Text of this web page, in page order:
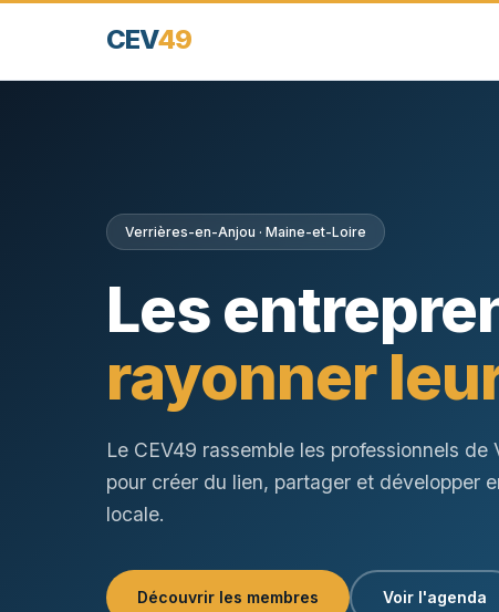
CEV49
Verrières-en-Anjou · Maine-et-Loire
Les
rayonner
Le CEV49 rassemble les professionnels de
pour créer du lien, partager et développer
locale.
Découvrir les membres Voir l'agenda